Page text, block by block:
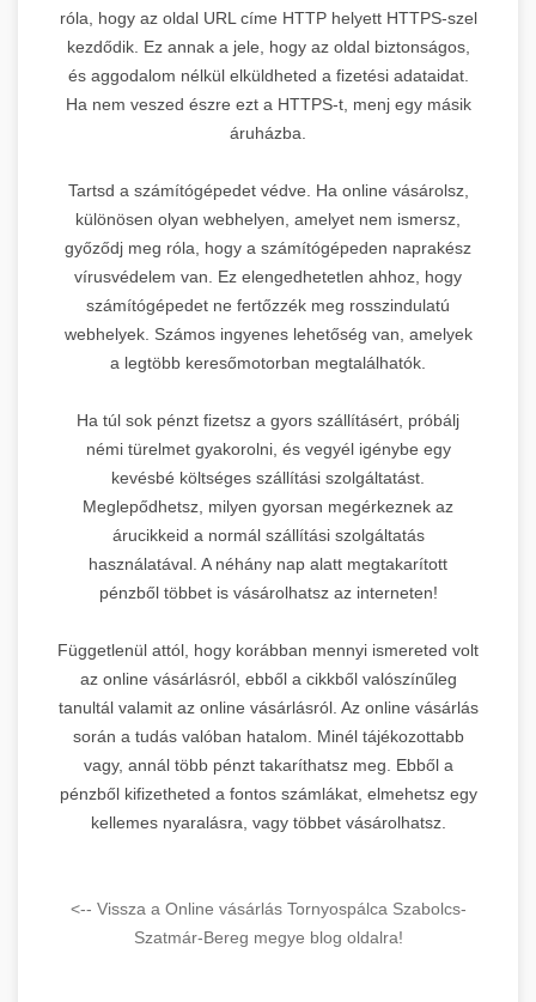
róla, hogy az oldal URL címe HTTP helyett HTTPS-szel
kezdődik. Ez annak a jele, hogy az oldal biztonságos,
és aggodalom nélkül elküldheted a fizetési adataidat.
Ha nem veszed észre ezt a HTTPS-t, menj egy másik
áruházba.
Tartsd a számítógépedet védve. Ha online vásárolsz,
különösen olyan webhelyen, amelyet nem ismersz,
győződj meg róla, hogy a számítógépeden naprakész
vírusvédelem van. Ez elengedhetetlen ahhoz, hogy
számítógépedet ne fertőzzék meg rosszindulatú
webhelyek. Számos ingyenes lehetőség van, amelyek
a legtöbb keresőmotorban megtalálhatók.
Ha túl sok pénzt fizetsz a gyors szállításért, próbálj
némi türelmet gyakorolni, és vegyél igénybe egy
kevésbé költséges szállítási szolgáltatást.
Meglepődhetsz, milyen gyorsan megérkeznek az
árucikkeid a normál szállítási szolgáltatás
használatával. A néhány nap alatt megtakarított
pénzből többet is vásárolhatsz az interneten!
Függetlenül attól, hogy korábban mennyi ismereted volt
az online vásárlásról, ebből a cikkből valószínűleg
tanultál valamit az online vásárlásról. Az online vásárlás
során a tudás valóban hatalom. Minél tájékozottabb
vagy, annál több pénzt takaríthatsz meg. Ebből a
pénzből kifizetheted a fontos számlákat, elmehetsz egy
kellemes nyaralásra, vagy többet vásárolhatsz.
<-- Vissza a Online vásárlás Tornyospálca Szabolcs-
Szatmár-Bereg megye blog oldalra!